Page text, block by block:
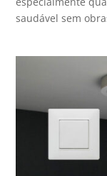
saudável sem